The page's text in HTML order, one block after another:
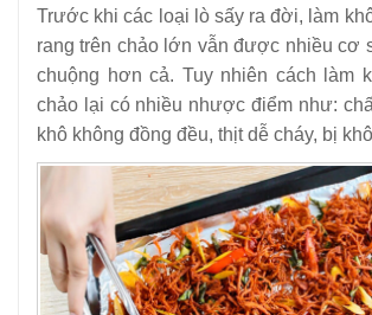
Trước khi các loại lò sấy ra đời, làm
rang trên chảo lớn vẫn được nhiều cơ
chuộng hơn cả. Tuy nhiên cách làm
chảo lại có nhiều nhược điểm như:
khô không đồng đều, thịt dễ cháy, bị